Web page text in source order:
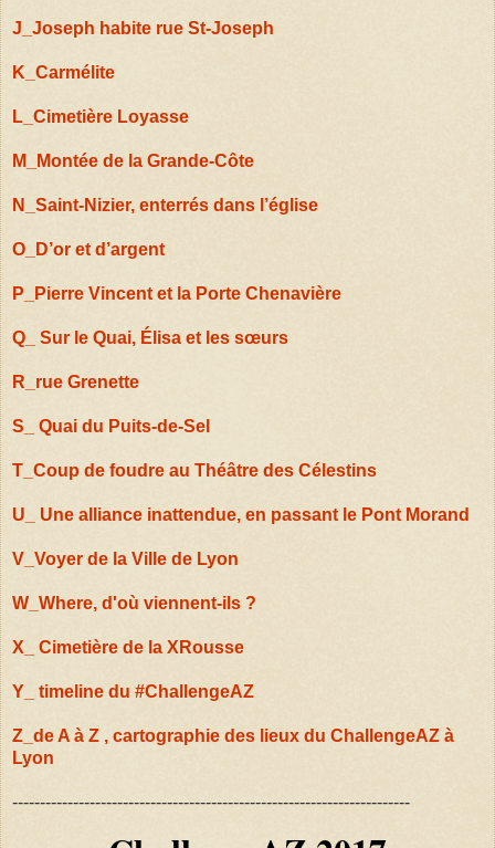
J_Joseph habite rue St-Joseph
K_Carmélite
L_Cimetière Loyasse
M_Montée de la Grande-Côte
N_Saint-Nizier, enterrés dans l’église
O_D’or et d’argent
P_Pierre Vincent et la Porte Chenavière
Q_ Sur le Quai, Élisa et les sœurs
R_rue Grenette
S_ Quai du Puits-de-Sel
T_Coup de foudre au Théâtre des Célestins
U_ Une alliance inattendue, en passant le Pont Morand
V_Voyer de la Ville de Lyon
W_Where, d'où viennent-ils ?
X_ Cimetière de la XRousse
Y_ timeline du #ChallengeAZ
Z_de A à Z , cartographie des lieux du ChallengeAZ à
Lyon
------------------------------------------------------------------------